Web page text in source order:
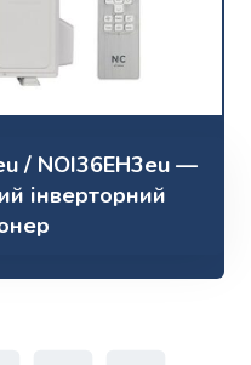
/ NOI36EH3eu —
інверторний